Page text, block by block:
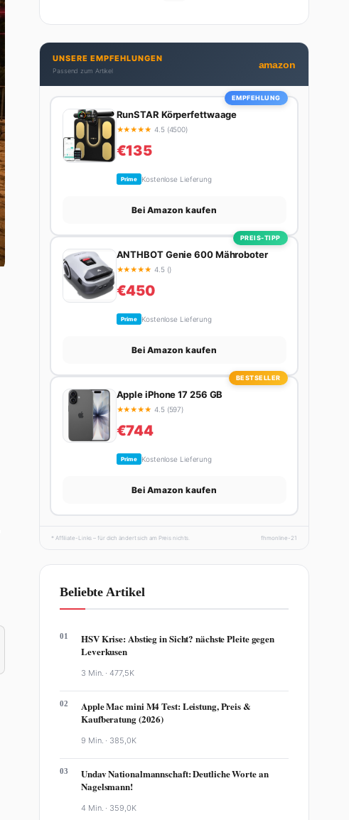
UNSERE EMPFEHLUNGEN
Passend zum Artikel
amazon
EMPFEHLUNG
RunSTAR Körperfettwaage
★★★★★ 4.5 (4500)
€135
Prime Kostenlose Lieferung
Bei Amazon kaufen
PREIS-TIPP
ANTHBOT Genie 600 Mähroboter
★★★★★ 4.5 ()
€450
Prime Kostenlose Lieferung
Bei Amazon kaufen
BESTSELLER
Apple iPhone 17 256 GB
★★★★★ 4.5 (597)
€744
Prime Kostenlose Lieferung
Bei Amazon kaufen
* Affiliate-Links – für dich ändert sich am Preis nichts. fhmonline-21
Beliebte Artikel
01
HSV Krise: Abstieg in Sicht? nächste Pleite gegen
Leverkusen
3 Min. ·477,5K
02
Apple Mac mini M4 Test: Leistung, Preis &
Kaufberatung (2026)
9 Min. · 385,0K
03
Undav Nationalmannschaft: Deutliche Worte an
Nagelsmann!
4 Min. · 359,0K